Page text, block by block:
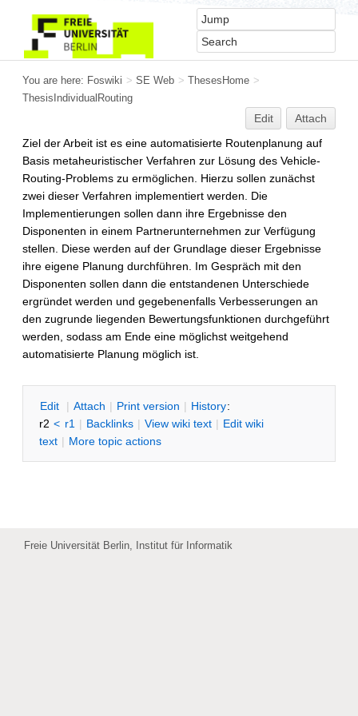
You are here: Foswiki > SE Web > ThesesHome >
ThesisIndividualRouting
Edit
Attach
Ziel der Arbeit ist es eine automatisierte Routenplanung auf
Basis metaheuristischer Verfahren zur Lösung des Vehicle-
Routing-Problems zu ermöglichen. Hierzu sollen zunächst
zwei dieser Verfahren implementiert werden. Die
Implementierungen sollen dann ihre Ergebnisse den
Disponenten in einem Partnerunternehmen zur Verfügung
stellen. Diese werden auf der Grundlage dieser Ergebnisse
ihre eigene Planung durchführen. Im Gespräch mit den
Disponenten sollen dann die entstandenen Unterschiede
ergründet werden und gegebenenfalls Verbesserungen an
den zugrunde liegenden Bewertungsfunktionen durchgeführt
werden, sodass am Ende eine möglichst weitgehend
automatisierte Planung möglich ist.
Edit | Attach | Print version | History:
r2 < r1 | Backlinks | View wiki text | Edit wiki
text | More topic actions
Freie Universität Berlin, Institut für Informatik